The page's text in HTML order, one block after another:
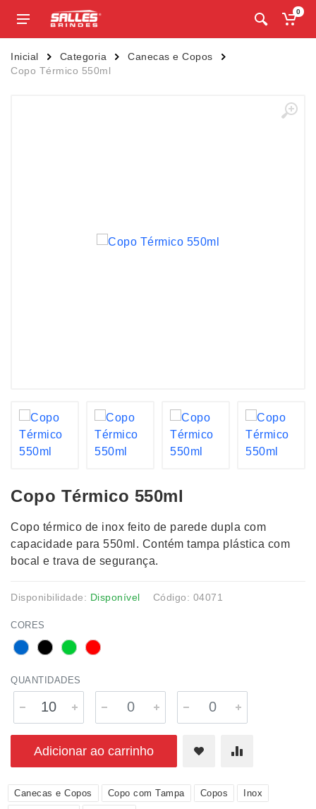
0
Inicial Categoria
Canecas e Copos
Copo Térmico 550ml
Copo Térmico 550ml
Copo térmico de inox feito de parede dupla com
capacidade para 550ml. Contém tampa plástica com
bocal e trava de segurança.
Disponibilidade: Disponível Código: 04071
CORES
QUANTIDADES
Adicionar ao carrinho
Canecas e Copos Copo com Tampa Copos
Inox